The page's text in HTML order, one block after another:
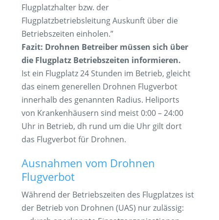
Flugplatzhalter bzw. der
Flugplatzbetriebsleitung Auskunft über die
Betriebszeiten einholen.”
Fazit: Drohnen Betreiber müssen sich über
die Flugplatz Betriebszeiten informieren.
Ist ein Flugplatz 24 Stunden im Betrieb, gleicht
das einem generellen Drohnen Flugverbot
innerhalb des genannten Radius. Heliports
von Krankenhäusern sind meist 0:00 – 24:00
Uhr in Betrieb, dh rund um die Uhr gilt dort
das Flugverbot für Drohnen.
Ausnahmen vom Drohnen
Flugverbot
Während der Betriebszeiten des Flugplatzes ist
der Betrieb von Drohnen (UAS) nur zulässig: